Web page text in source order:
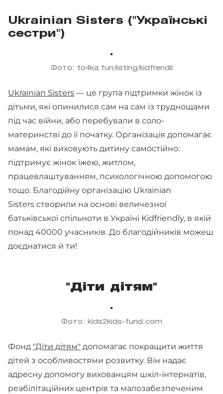
Ukrainian Sisters ("Українські
сестри")
Фото: to4ka.fun/listing/kidfrendli
Ukrainian Sisters — це група підтримки жінок із
дітьми, які опинилися сам на сам із труднощами
під час війни, або перебували в соло-
материнстві до її початку. Організація допомагає
мамам, які виховують дитину самостійно:
підтримує жінок їжею, житлом,
працевлаштуванням, психологічною допомогою
тощо. Благодійну організацію Ukrainian
Sisters створили на основі величезної
батьківської спільноти в Україні Kidfriendly, в якій
понад 40000 учасників. До благодійників можеш
доєднатися й ти!
"Діти дітям"
Фото: kids2kids-fund.com
Фонд "Діти дітям" допомагає покращити життя
дітей з особливостями розвитку. Він надає
адресну допомогу вихованцям шкіл-інтернатів,
реабілітаційних центрів та малозабезпеченим